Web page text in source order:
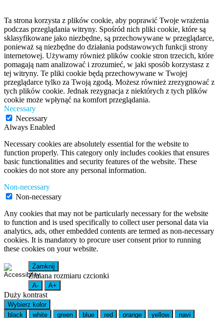
Ta strona korzysta z plików cookie, aby poprawić Twoje wrażenia
podczas przeglądania witryny. Spośród nich pliki cookie, które są
sklasyfikowane jako niezbędne, są przechowywane w przeglądarce,
ponieważ są niezbędne do działania podstawowych funkcji strony
internetowej. Używamy również plików cookie stron trzecich, które
pomagają nam analizować i zrozumieć, w jaki sposób korzystasz z
tej witryny. Te pliki cookie będą przechowywane w Twojej
przeglądarce tylko za Twoją zgodą. Możesz również zrezygnować z
tych plików cookie. Jednak rezygnacja z niektórych z tych plików
cookie może wpłynąć na komfort przeglądania.
Necessary
Necessary
Always Enabled
Necessary cookies are absolutely essential for the website to
function properly. This category only includes cookies that ensures
basic functionalities and security features of the website. These
cookies do not store any personal information.
Non-necessary
Non-necessary
Any cookies that may not be particularly necessary for the website
to function and is used specifically to collect user personal data via
analytics, ads, other embedded contents are termed as non-necessary
cookies. It is mandatory to procure user consent prior to running
these cookies on your website.
Zamknij
Zmiana rozmiaru czcionki
A- A+
Duży kontrast
Wybierz kolor
black
white green blue red orange yellow
navi